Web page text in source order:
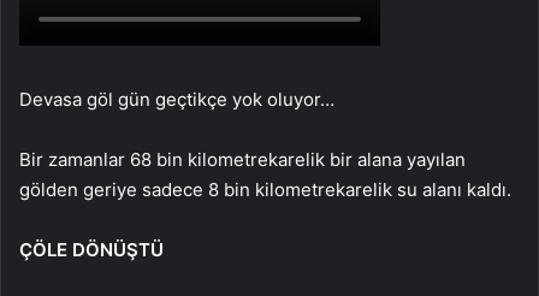
Devasa göl gün geçtikçe yok oluyor…
Bir zamanlar 68 bin kilometrekarelik bir alana yayılan
gölden geriye sadece 8 bin kilometrekarelik su alanı kaldı.
ÇÖLE DÖNÜŞTÜ